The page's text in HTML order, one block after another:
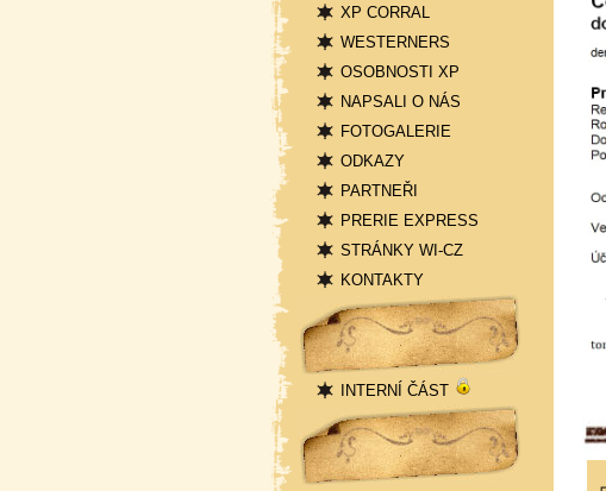
XP CORRAL
WESTERNERS
OSOBNOSTI XP
NAPSALI O NÁS
FOTOGALERIE
ODKAZY
PARTNEŘI
PRERIE EXPRESS
STRÁNKY WI-CZ
KONTAKTY
Přihlášení
INTERNÍ ČÁST
Statistika